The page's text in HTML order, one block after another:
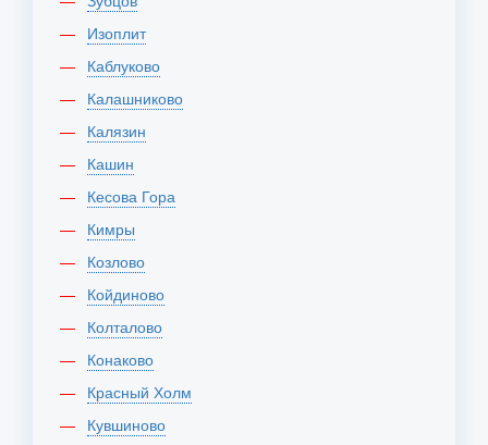
Изоплит
Каблуково
Калашниково
Калязин
Кашин
Кесова Гора
Кимры
Козлово
Койдиново
Колталово
Конаково
Красный Холм
Кувшиново